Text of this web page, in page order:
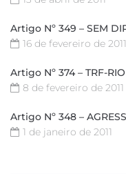
Artigo Nº 349 – SEM
16 de fevereiro de 2011
Artigo Nº 374 – TRF-
8 de fevereiro de 2011
Artigo Nº 348 –
1 de janeiro de 2011